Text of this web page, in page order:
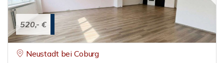
520,- €
Neustadt bei Coburg